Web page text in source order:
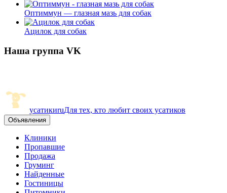
Оптиммун — глазная мазь для собак
Ацилок для собак
Наша группа VK
усатикиruДля тех, кто любит своих усатиков
Объявления
Клиники
Пропавшие
Продажа
Груминг
Найденные
Гостиницы